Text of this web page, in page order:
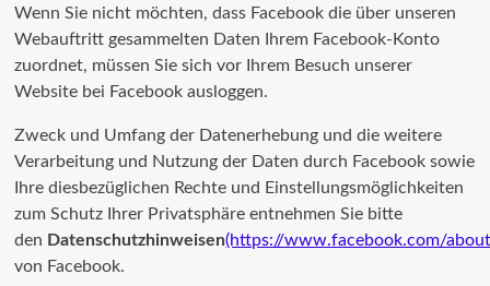
Wenn Sie nicht möchten, dass Facebook die über unseren
Webauftritt gesammelten Daten Ihrem Facebook-Konto
zuordnet, müssen Sie sich vor Ihrem Besuch unserer
Website bei Facebook ausloggen.
Zweck und Umfang der Datenerhebung und die weitere
Verarbeitung und Nutzung der Daten durch Facebook sowie
Ihre diesbezüglichen Rechte und Einstellungsmöglichkeiten
zum Schutz Ihrer Privatsphäre entnehmen Sie bitte
den Datenschutzhinweisen(https://www.facebook.com/
von Facebook.